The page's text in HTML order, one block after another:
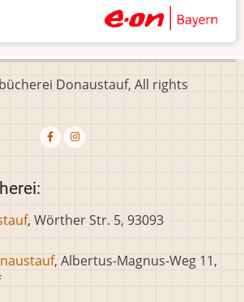
Donaustauf, All rights
, Wörther Str. 5, 93093
, Albertus-Magnus-Weg 11,